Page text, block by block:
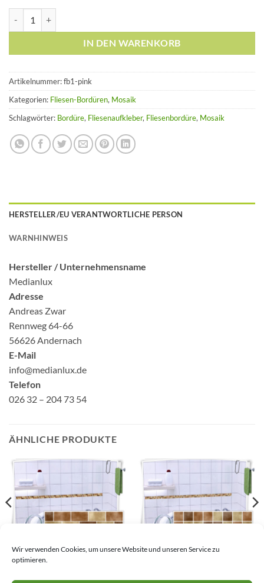
Wir verwenden Cookies, um unsere Website und unseren Service zu
optimieren.
IN DEN WARENKORB
Artikelnummer:fb1-pink
Kategorien: Fliesen-Bordüren, Mosaik
Schlagwörter: Bordüre, Fliesenaufkleber, Fliesenbordüre, Mosaik
HERSTELLER/EU VERANTWORTLICHE PERSON
WARNHINWEIS
Hersteller /Unternehmensname
Medianlux
Adresse
Andreas Zwar
Rennweg 64-66
56626 Andernach
E-Mail
info@medianlux.de
Telefon
026 32 – 204 73 54
ÄHNLICHE PRODUKTE
Fliesenaufkleber Mosaik
Fliesenbordüre Braun
Fliesenaufkleber Mosaik